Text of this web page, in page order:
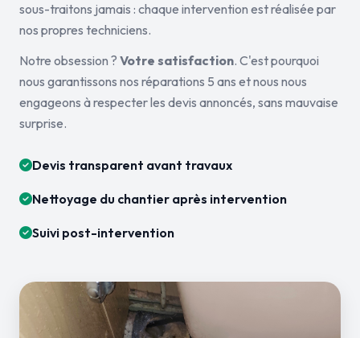
sous-traitons jamais : chaque intervention est réalisée par
nos propres techniciens.
Notre obsession ? Votre satisfaction. C'est pourquoi
nous garantissons nos réparations 5 ans et nous nous
engageons à respecter les devis annoncés, sans mauvaise
surprise.
Devis transparent avant travaux
Nettoyage du chantier après intervention
Suivi post-intervention